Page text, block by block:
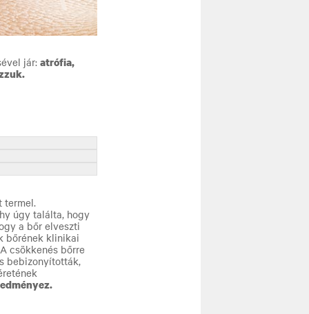
jár: atrófia,
termel.
úgy találta, hogy
a bőr elveszti
bőrének klinikai
csökkenés bőrre
bebizonyították,